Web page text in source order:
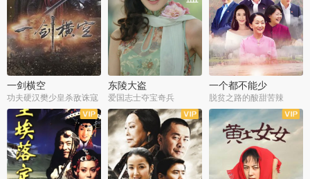
一剑横空
功夫硬汉樊少皇杀敌诛寇
东陵大盗
爱国志士夺宝奇兵
一个都不能少
脱贫之路的酸甜苦辣
全25集
全50集 全23集